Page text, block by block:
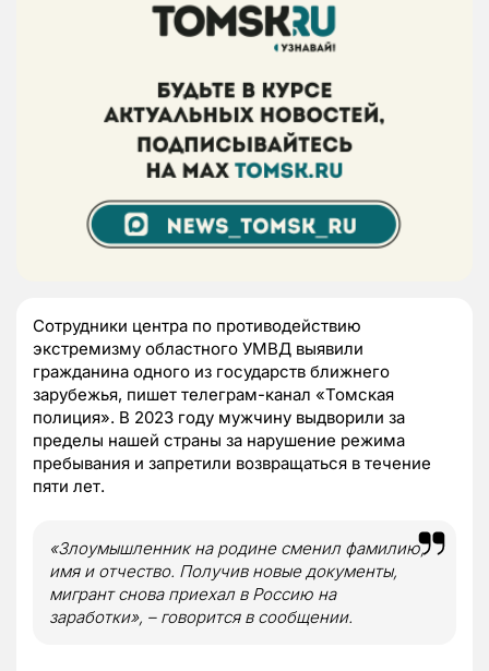
Сотрудники центра по противодействию
экстремизму областного УМВД выявили
гражданина одного из государств ближнего
зарубежья, пишет телеграм-канал «Томская
полиция». В 2023 году мужчину выдворили за
пределы нашей страны за нарушение режима
пребывания и запретили возвращаться в течение
пяти лет.
«Злоумышленник на родине сменил фамилию,
имя и отчество. Получив новые документы,
мигрант снова приехал в Россию на
заработки», – говорится в сообщении.